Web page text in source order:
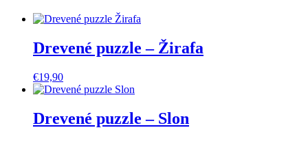
Drevené puzzle – Žirafa
€19,90
Drevené puzzle – Slon